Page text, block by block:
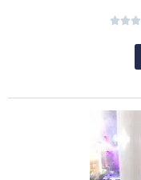


